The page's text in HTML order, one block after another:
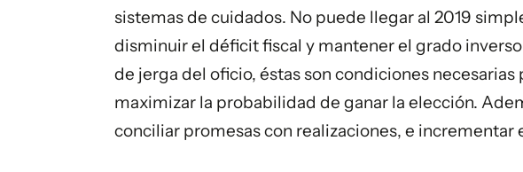
sistemas de cuidados. No puede llegar al 2019
disminuir el déficit fiscal y mantener el grado
de jerga del oficio, éstas son condiciones necesarias
maximizar la probabilidad de ganar la elección.
conciliar promesas con realizaciones, e incrementar